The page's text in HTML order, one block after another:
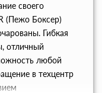
своего
(Пежо Боксер)
Гибкая
отличный
любой
в техцентр